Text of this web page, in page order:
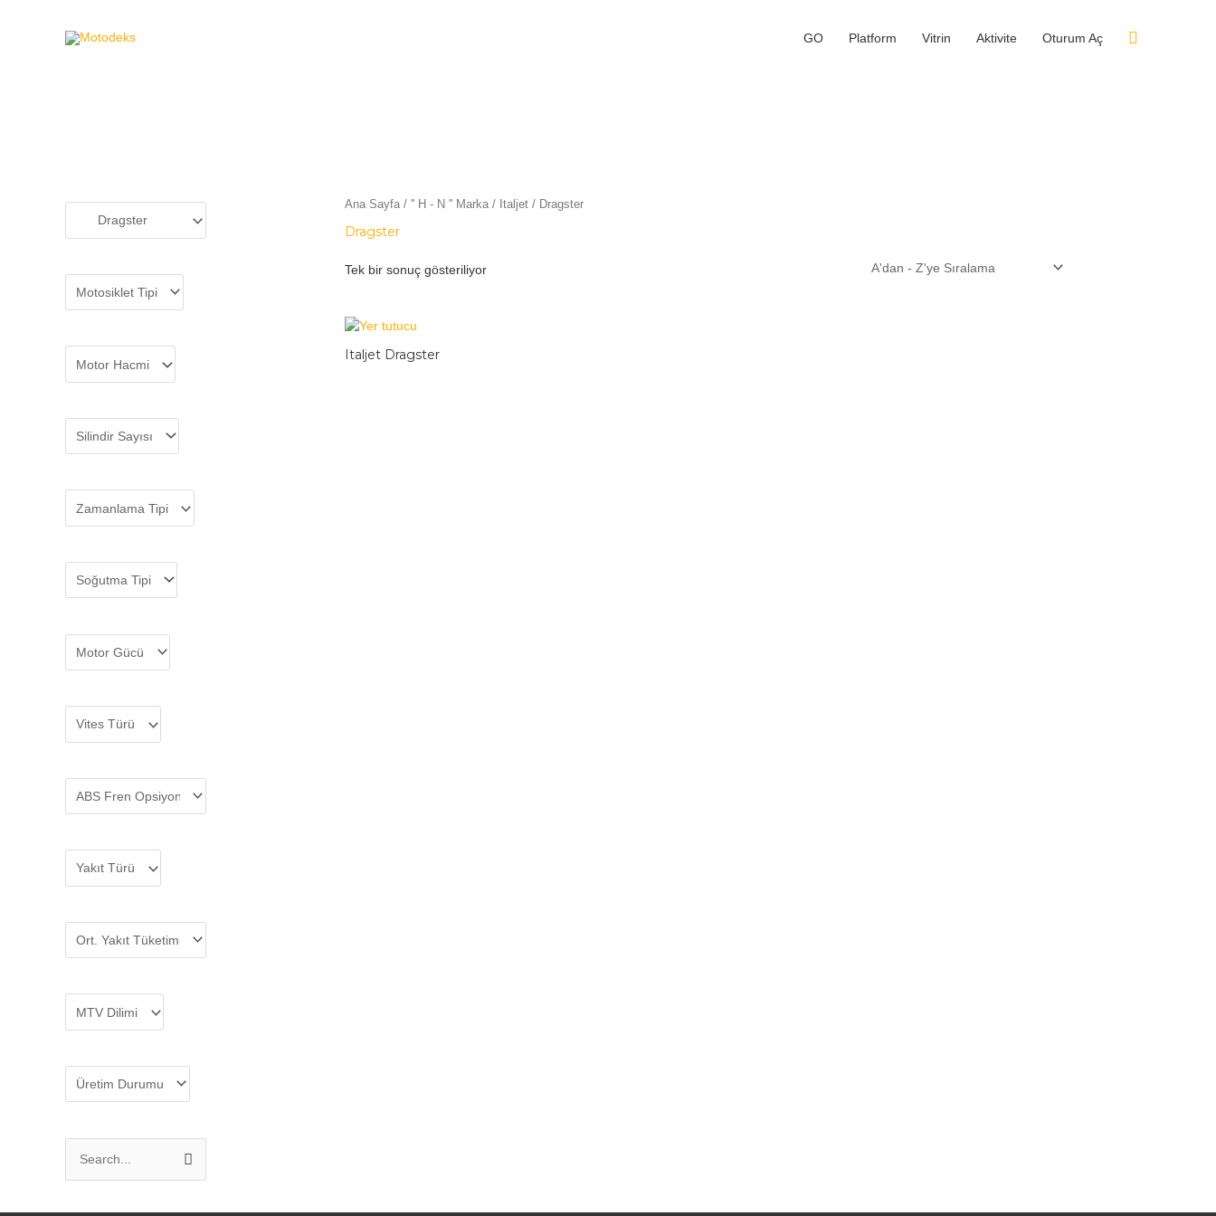
GO Platform Vitrin Aktivite Oturum Aç
Ana Sayfa /'' H - N '' Marka / Italjet / Dragster
Dragster
Tek bir sonuç gösteriliyor
Italjet Dragster